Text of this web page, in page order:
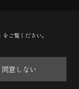
」をご覧ください。
同意しない